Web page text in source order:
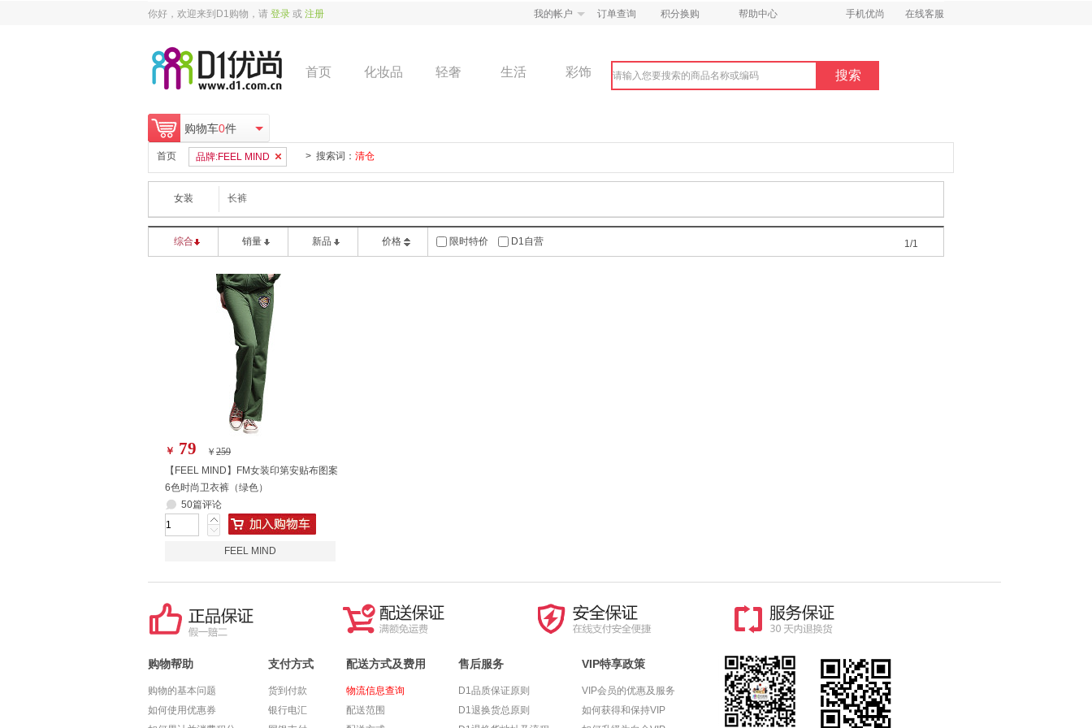
你好，欢迎来到D1购物，请 登录 或 注册 我的帐户 订单查询 积分换购 帮助中心 在线客服
手机优尚
首页 化妆品 轻奢 生活 彩饰
购物车0件
首页 品牌:FEEL MIND > 搜索词： 清仓
女装 长裤
综合 销量 新品 价格 限时特价 D1自营 1/1
￥ 79 ￥ 259
【FEEL MIND】FM女装印第安贴布图案
6色时尚卫衣裤（绿色）
50篇评论
FEEL MIND
购物帮助
购物的基本问题
如何使用优惠券
支付方式
货到付款
银行电汇
配送方式及费用
物流信息查询
配送范围
售后服务
D1品质保证原则
D1退换货总原则
VIP特享政策
VIP会员的优惠及服务
如何获得和保持VIP